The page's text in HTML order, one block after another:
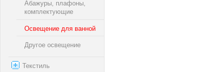
Абажуры, плафоны,
комплектующие
Освещение для ванной
Другое освещение
Текстиль